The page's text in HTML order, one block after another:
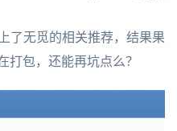
了无觅的相关推荐，结果果
打包，还能再坑点么？